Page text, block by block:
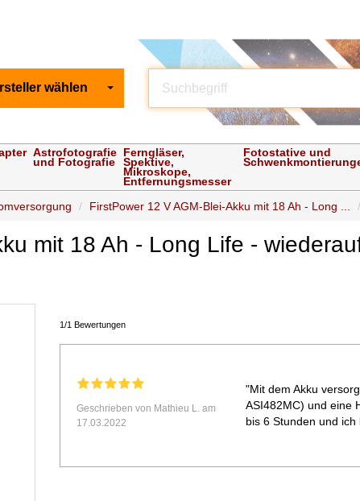
wählen
Astrofotografie
und Fotografie
Ferngläser,
Spektive,
Mikroskope,
Entfernungsmesser
Fotostative und
FirstPower 12 V AGM-Blei-Akku mit 18 Ah - Long ...
mit 18 Ah - Long Life -
1/1 Bewertungen
Geschrieben von Mathieu L. am
17.03.2022
"Mit dem Akku
ASI482MC) und eine
bis 6 Stunden und